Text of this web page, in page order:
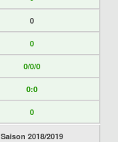
0
0
0/0/0
0:0
0
Saison 2018/2019